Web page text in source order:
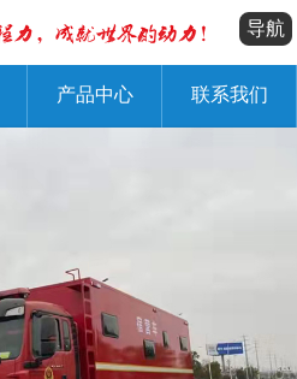
导航
产品中心 联系我们